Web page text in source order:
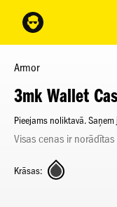
Armor
3mk Wallet
Pieejams noliktavā.
Visas cenas ir norādītas
Krāsas: